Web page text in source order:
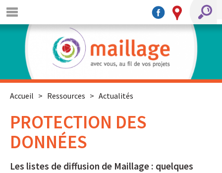
Accueil > Ressources > Actualités
PROTECTION DES
DONNÉES
Les listes de diffusion de Maillage : quelques